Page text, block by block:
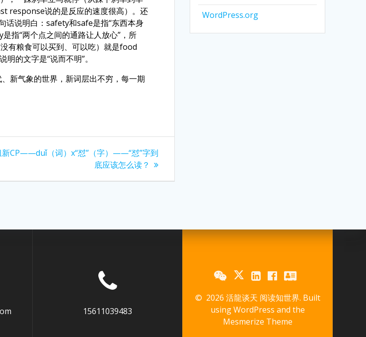
response说的是反应的速度很高）。还
话说明白：safety和safe是指“东西本身
指“两个点之间的通路让人放心”，所
有粮食可以买到、可以吃）就是food
的文字是“说而不明”。
新气象的世界，新词层出不穷，每一期
新CP——duǐ（词）x“怼”（字）——“怼”字到
底应该怎么读？
WordPress.org
15611039483
© 2026 活龍谈天 阅读知世界. Built
using WordPress and the
Mesmerize Theme